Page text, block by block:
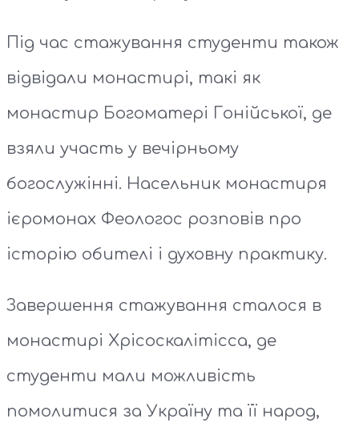
Під час стажування студенти також
відвідали монастирі, такі як
монастир Богоматері Гонійської, де
взяли участь у вечірньому
богослужінні. Насельник монастиря
ієромонах Феологос розповів про
історію обителі і духовну практику.
Завершення стажування сталося в
монастирі Хрісоскалітісса, де
студенти мали можливість
помолитися за Україну та її народ,